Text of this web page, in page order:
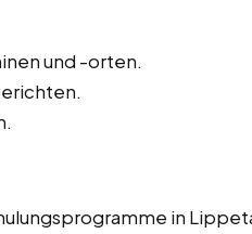
und -orten.
in